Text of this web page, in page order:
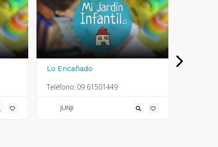
Lo Encañado
Teléfono: 09 61501449
JUNJI